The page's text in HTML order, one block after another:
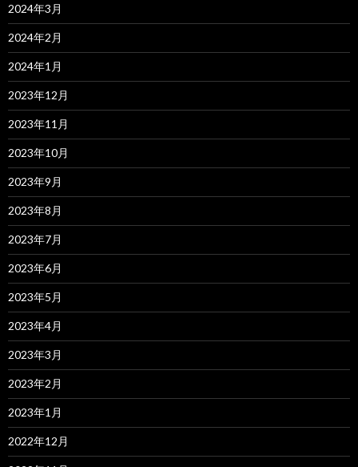
2024年3月
2024年2月
2024年1月
2023年12月
2023年11月
2023年10月
2023年9月
2023年8月
2023年7月
2023年6月
2023年5月
2023年4月
2023年3月
2023年2月
2023年1月
2022年12月